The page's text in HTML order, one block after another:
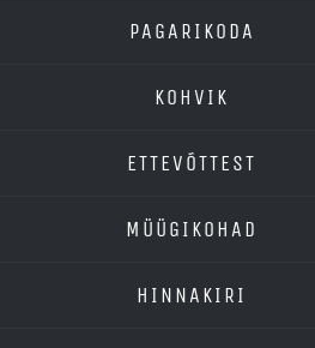
PAGARIKODA
KOHVIK
ETTEVÕTTEST
MÜÜGIKOHAD
HINNAKIRI